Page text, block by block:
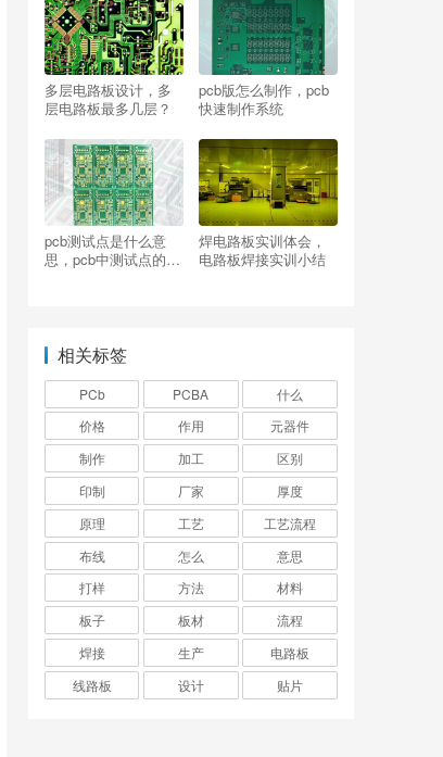
多层电路板设计，多
层电路板最多几层？
pcb版怎么制作，pcb
快速制作系统
pcb测试点是什么意
思，pcb中测试点的规
焊电路板实训体会，
电路板焊接实训小结
相关标签
PCb PCBA
什么
价格
作用
元器件
制作
加工
区别
印制
厂家
厚度
原理
工艺
工艺流程
布线
怎么
意思
打样
方法
材料
板子
板材
流程
焊接
生产
电路板
线路板
设计 贴片